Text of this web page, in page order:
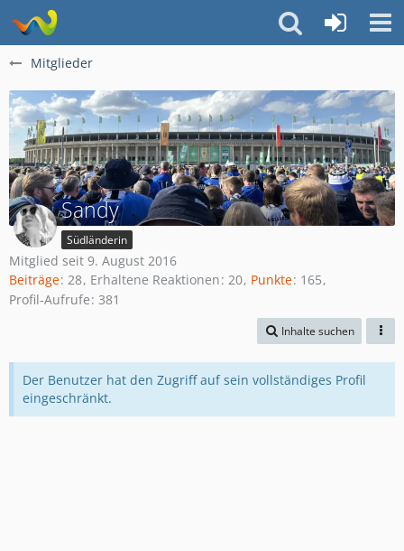
Mitglieder
Sandy
Südländerin
Mitglied seit 9. August 2016
Beiträge 28 Erhaltene Reaktionen 20 Punkte 165
Profil-Aufrufe 381
Inhalte suchen
Der Benutzer hat den Zugriff auf sein vollständiges Profil
eingeschränkt.